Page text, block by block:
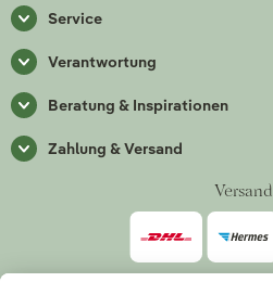
Service
Verantwortung
Beratung & Inspirationen
Zahlung & Versand
Versand